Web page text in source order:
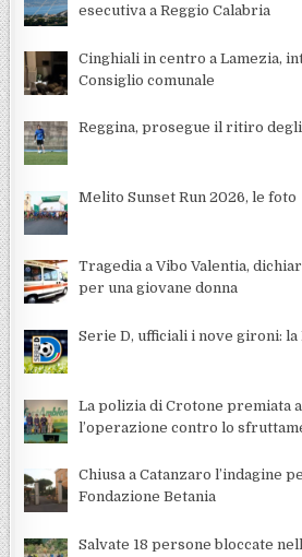
esecutiva a Reggio Calabria
Cinghiali in centro a Lamezia,
Consiglio comunale
Reggina, prosegue il ritiro degli
Melito Sunset Run 2026, le foto
Tragedia a Vibo Valentia,
per una giovane donna
Serie D, ufficiali i nove gironi:
La polizia di Crotone premiata
l’operazione contro lo
Chiusa a Catanzaro l’indagine
Fondazione Betania
Salvate 18 persone bloccate